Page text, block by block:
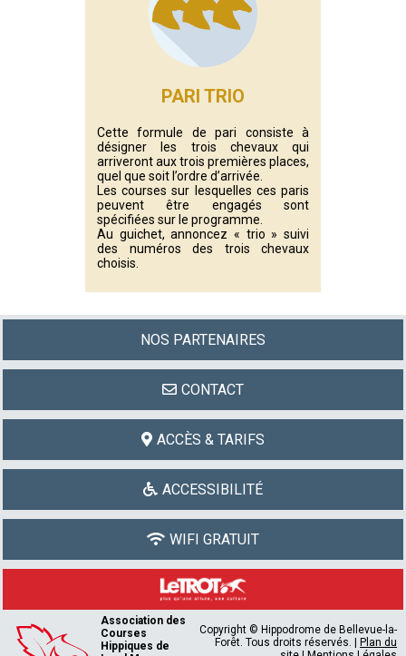
PARI TRIO
Cette formule de pari consiste à
désigner les trois chevaux qui
arriveront aux trois premières places,
quel que soit l’ordre d’arrivée.
Les courses sur lesquelles ces paris
peuvent être engagés sont
spécifiées sur le programme.
Au guichet, annoncez « trio » suivi
des numéros des trois chevaux
choisis.
NOS PARTENAIRES
CONTACT
ACCÈS & TARIFS
ACCESSIBILITÉ
WIFI GRATUIT
Association des
Courses
Hippiques de
Copyright © Hippodrome de Bellevue-la-
Forêt. Tous droits réservés. | Plan du